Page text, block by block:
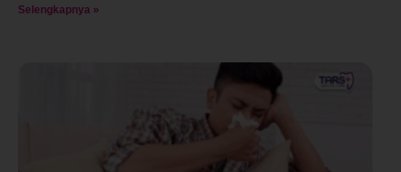
Selengkapnya »